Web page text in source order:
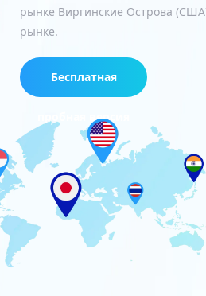
рынке Виргинские Острова
рынке.
Бесплатная
пробная версия